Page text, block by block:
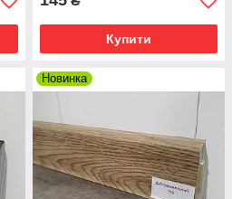
Купити
Новинка